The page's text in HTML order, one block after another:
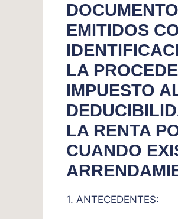
EMITIDOS
LA
IMPUESTO
LA RENTA
CUANDO
1. ANTECEDENTES: